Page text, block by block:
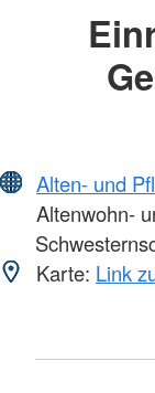
Alten- und
Altenwohn-
Karte: Link